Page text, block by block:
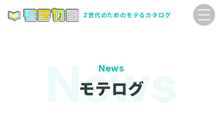
Z世代のためのモテるカタログ
News
モテログ